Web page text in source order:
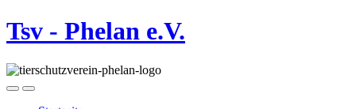
Tsv - Phelan e.V.